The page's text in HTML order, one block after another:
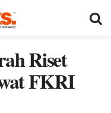
Riset
FKRI